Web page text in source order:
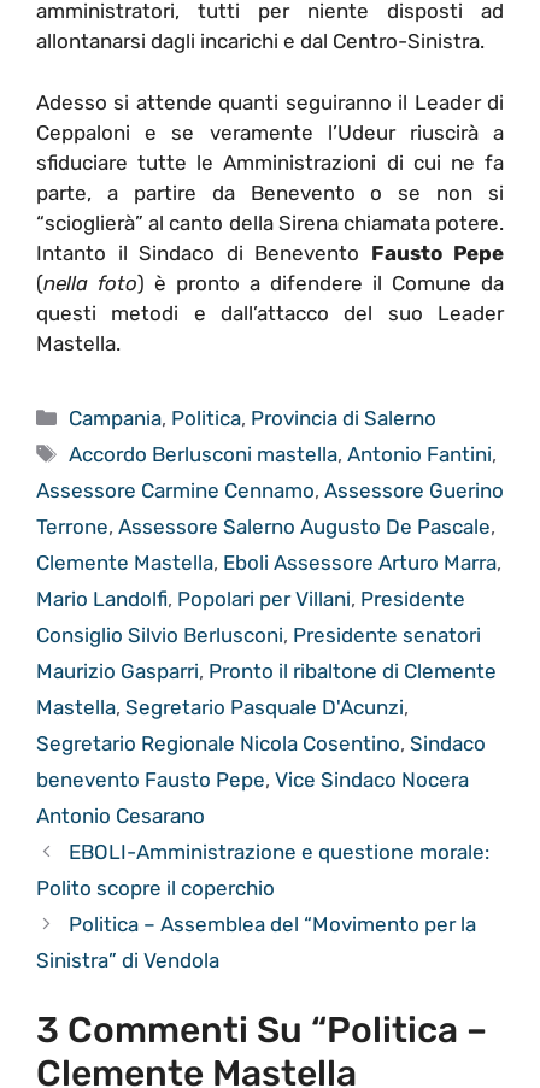
amministratori, tutti per niente disposti ad
allontanarsi dagli incarichi e dal Centro-Sinistra.
Adesso si attende quanti seguiranno il Leader di
Ceppaloni e se veramente l’Udeur riuscirà a
sfiduciare tutte le Amministrazioni di cui ne fa
parte, a partire da Benevento o se non si
“scioglierà” al canto della Sirena chiamata potere.
Intanto il Sindaco di Benevento Fausto Pepe
(nella foto) è pronto a difendere il Comune da
questi metodi e dall’attacco del suo Leader
Mastella.
Categorie
Campania, Politica, Provincia di Salerno
Tag
Accordo Berlusconi mastella,Antonio Fantini,
Assessore Carmine Cennamo, Assessore Guerino
Terrone, Assessore Salerno Augusto De Pascale,
Clemente Mastella, Eboli Assessore Arturo Marra,
Mario Landolfi, Popolari per Villani, Presidente
Consiglio Silvio Berlusconi, Presidente senatori
Maurizio Gasparri, Pronto il ribaltone di Clemente
Mastella, Segretario Pasquale D'Acunzi,
Segretario Regionale Nicola Cosentino, Sindaco
benevento Fausto Pepe, Vice Sindaco Nocera
Antonio Cesarano
EBOLI-Amministrazione e questione morale:
Polito scopre il coperchio
Politica – Assemblea del “Movimento per la
Sinistra” di Vendola
3 Commenti Su “Politica –
Clemente Mastella